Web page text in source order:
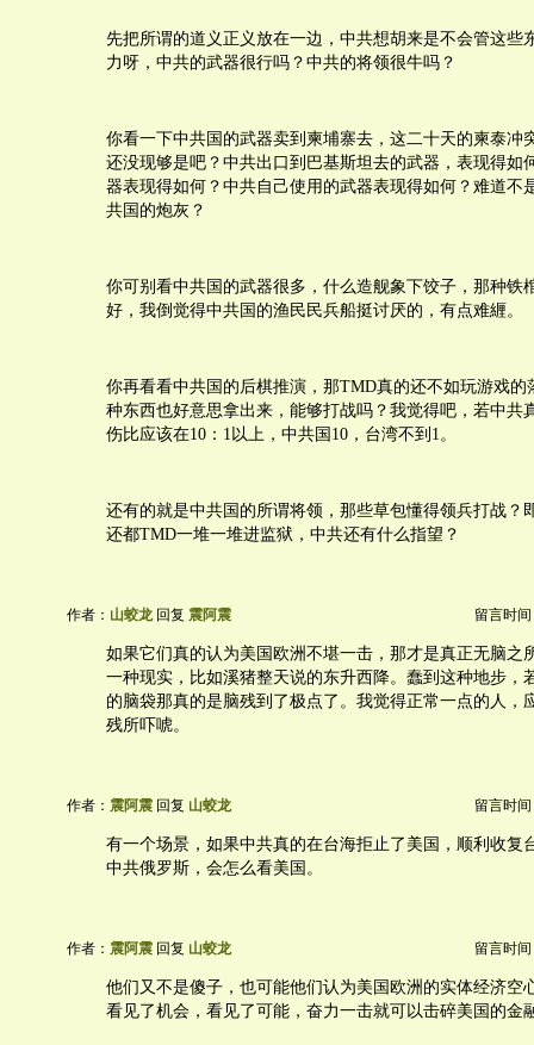
先把所谓的道义正义放在一边，中共想胡来是不会管这些
力呀，中共的武器很行吗？中共的将领很牛吗？
你看一下中共国的武器卖到柬埔寨去，这二十天的柬泰冲
还没现够是吧？中共出口到巴基斯坦去的武器，表现得如
器表现得如何？中共自己使用的武器表现得如何？难道不
共国的炮灰？
你可别看中共国的武器很多，什么造舰象下饺子，那种铁
好，我倒觉得中共国的渔民民兵船挺讨厌的，有点难緾。
你再看看中共国的后棋推演，那TMD真的还不如玩游戏的
种东西也好意思拿出来，能够打战吗？我觉得吧，若中共
伤比应该在10：1以上，中共国10，台湾不到1。
还有的就是中共国的所谓将领，那些草包懂得领兵打战？
还都TMD一堆一堆进监狱，中共还有什么指望？
作者： 山蛟龙回复 震阿震 留言时间
如果它们真的认为美国欧洲不堪一击，那才是真正无脑之
一种现实，比如溪猪整天说的东升西降。蠢到这种地步，
的脑袋那真的是脑残到了极点了。我觉得正常一点的人，
残所吓唬。
作者： 震阿震 回复 山蛟龙 留言时间
有一个场景，如果中共真的在台海拒止了美国，顺利收复
中共俄罗斯，会怎么看美国。
作者： 震阿震 回复 山蛟龙 留言时间
他们又不是傻子，也可能他们认为美国欧洲的实体经济空
看见了机会，看见了可能，奋力一击就可以击碎美国的金